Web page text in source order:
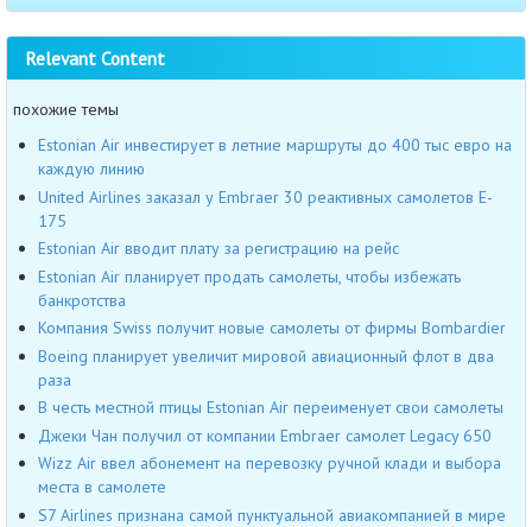
Relevant Content
похожие темы
Estonian Air инвестирует в летние маршруты до 400 тыс евро на
каждую линию
United Airlines заказал у Embraer 30 реактивных самолетов E-
175
Estonian Air вводит плату за регистрацию на рейс
Estonian Air планирует продать самолеты, чтобы избежать
банкротства
Компания Swiss получит новые самолеты от фирмы Bombardier
Boeing планирует увеличит мировой авиационный флот в два
раза
В честь местной птицы Estonian Air переименует свои самолеты
Джеки Чан получил от компании Embraer самолет Legacy 650
Wizz Air ввел абонемент на перевозку ручной клади и выбора
места в самолете
S7 Airlines признана самой пунктуальной авиакомпанией в мире